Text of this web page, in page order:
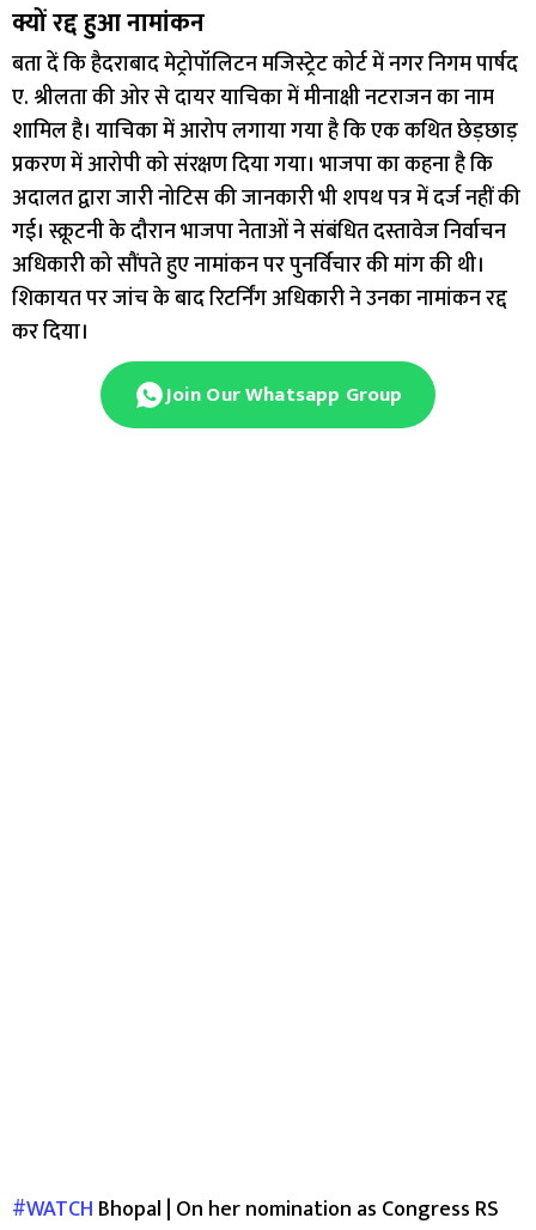
क्यों रद्द हुआ नामांकन
बता दें कि हैदराबाद मेट्रोपॉलिटन मजिस्ट्रेट कोर्ट में नगर निगम पार्षद
ए. श्रीलता की ओर से दायर याचिका में मीनाक्षी नटराजन का नाम
शामिल है। याचिका में आरोप लगाया गया है कि एक कथित छेड़छाड़
प्रकरण में आरोपी को संरक्षण दिया गया। भाजपा का कहना है कि
अदालत द्वारा जारी नोटिस की जानकारी भी शपथ पत्र में दर्ज नहीं की
गई। स्क्रूटनी के दौरान भाजपा नेताओं ने संबंधित दस्तावेज निर्वाचन
अधिकारी को सौंपते हुए नामांकन पर पुनर्विचार की मांग की थी।
शिकायत पर जांच के बाद रिटर्निंग अधिकारी ने उनका नामांकन रद्द
कर दिया।
Join Our Whatsapp Group
#WATCH Bhopal | On her nomination as Congress RS